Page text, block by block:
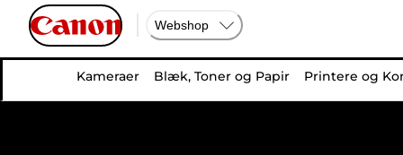
Webshop
Kameraer Blæk, Toner og Papir Printere og